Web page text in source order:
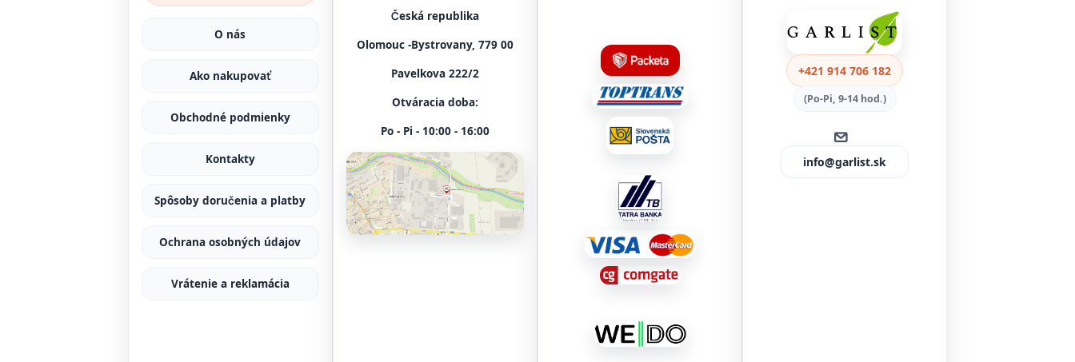
O nás
Ako nakupovať
Obchodné podmienky
Kontakty
Spôsoby doručenia a platby
Ochrana osobných údajov
Vrátenie a reklamácia
Česká republika
Olomouc -Bystrovany, 779 00
Pavelkova 222/2
Otváracia doba:
Po - Pi - 10:00 - 16:00
+421 914 706 182
(Po-Pi, 9-14 hod.)
info@garlist.sk